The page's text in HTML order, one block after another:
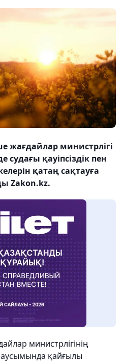
жағдайлар министрлігі
қауіпсіздік пен
қатаң сақтауға
Zakon.kz.
министрлігінің
қайғылы